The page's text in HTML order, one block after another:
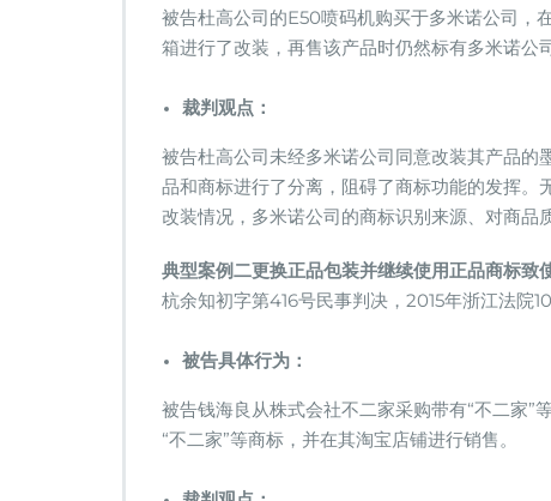
的，
构
侵
权
被告杜高公司的E50喷码机购买于多米诺公司，
箱进行了改装，再售该产品时仍然标有多米诺公
裁判观点：
被告杜高公司未经多米诺公司同意改装其产品
品和商标进行了分离，阻碍了商标功能的发挥
改装情况，多米诺公司的商标识别来源、对商品
典型案例二更换正品包装并继续使用正品商标致
杭余知初字第416号民事判决，2015年浙江法院
被告具体行为：
被告钱海良从株式会社不二家采购带有“不二家”
“不二家”等商标，并在其淘宝店铺进行销售。